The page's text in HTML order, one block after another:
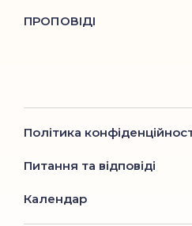
ПРОПОВІДІ
Політика
Питання та відповіді
Календар